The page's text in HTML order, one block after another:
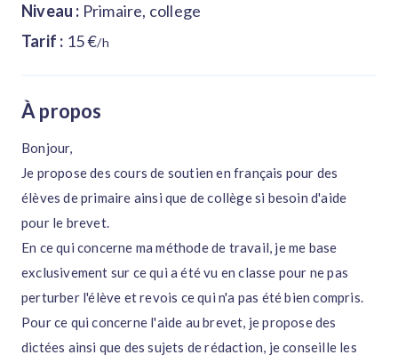
Niveau : Primaire, college
Tarif : 15 €/h
À propos
Bonjour,
Je propose des cours de soutien en français pour des
élèves de primaire ainsi que de collège si besoin d'aide
pour le brevet.
En ce qui concerne ma méthode de travail, je me base
exclusivement sur ce qui a été vu en classe pour ne pas
perturber l'élève et revois ce qui n'a pas été bien compris.
Pour ce qui concerne l'aide au brevet, je propose des
dictées ainsi que des sujets de rédaction, je conseille les